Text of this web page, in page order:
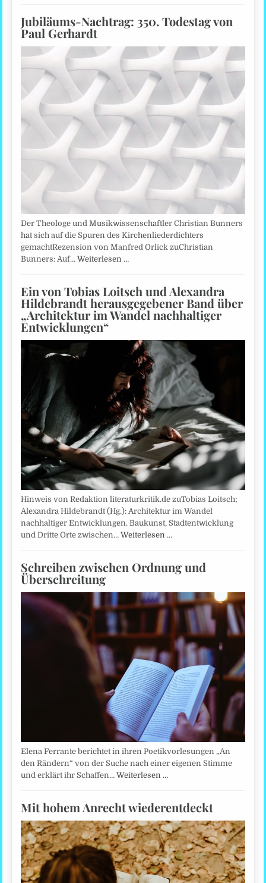
Jubiläums-Nachtrag: 350. Todestag von
Paul Gerhardt
Der Theologe und Musikwissenschaftler Christian Bunners
hat sich auf die Spuren des Kirchenliederdichters
gemachtRezension von Manfred Orlick zuChristian
Bunners: Auf…Weiterlesen …
Ein von Tobias Loitsch und Alexandra
Hildebrandt herausgegebener Band über
„Architektur im Wandel nachhaltiger
Entwicklungen“
Hinweis von Redaktion literaturkritik.de zuTobias Loitsch;
Alexandra Hildebrandt (Hg.): Architektur im Wandel
nachhaltiger Entwicklungen. Baukunst, Stadtentwicklung
und Dritte Orte zwischen…Weiterlesen …
Schreiben zwischen Ordnung und
Überschreitung
Elena Ferrante berichtet in ihren Poetikvorlesungen „An
den Rändern“ von der Suche nach einer eigenen Stimme
und erklärt ihr Schaffen…Weiterlesen …
Mit hohem Anrecht wiederentdeckt